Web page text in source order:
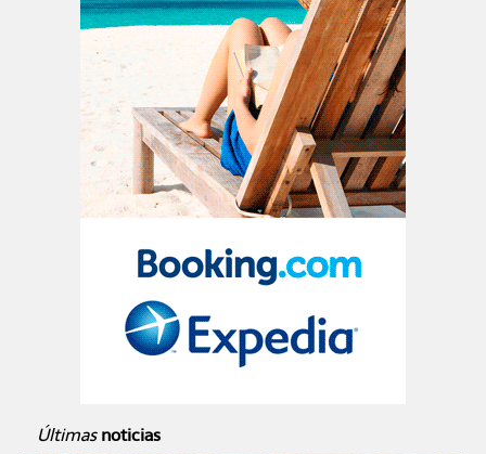
Últimas noticias